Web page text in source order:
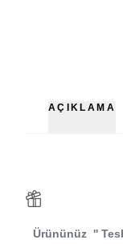
AÇIKLAMA
Ürününüz ''